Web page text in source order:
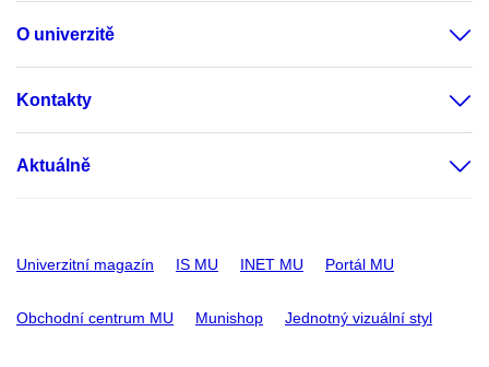
O univerzitě
Kontakty
Aktuálně
Univerzitní magazín IS MU INET MU Portál MU
Obchodní centrum MU Munishop Jednotný vizuální styl